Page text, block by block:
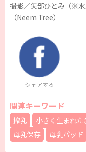
撮影／矢部ひとみ（※
（Neem Tree）
シェアする
関連キーワード
搾乳 小さく生まれた
母乳保存
母乳パッド